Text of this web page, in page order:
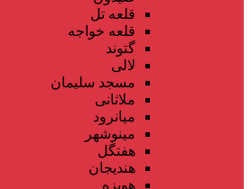
قلعه تل
قلعه خواجه
گتوند
لالی
مسجد سلیمان
ملاثانی
میانرود
مینوشهر
هفتگل
هندیجان
هویزه